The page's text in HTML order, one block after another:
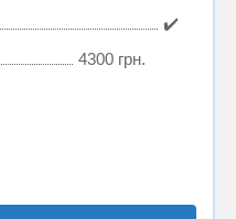
✔️
4300 грн.